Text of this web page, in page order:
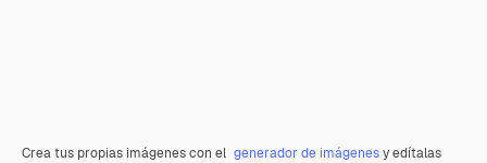
Crea tus propias imágenes con el generador de imágenesy edítalas